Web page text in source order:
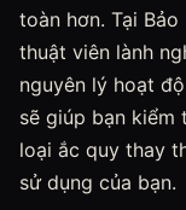
toàn hơn. Tại
thuật viên lành
nguyên lý hoạt
sẽ giúp bạn kiểm
loại ắc quy thay
sử dụng của bạn.